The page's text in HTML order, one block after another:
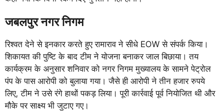
जबलपुर नगर निगम
रिश्वत देने से इनकार करते हुए रामाराव ने सीधे EOW से संपर्क किया।
शिकायत की पुष्टि के बाद टीम ने योजना बनाकर जाल बिछाया। तय
कार्यक्रम के अनुसार शनिवार को नगर निगम मुख्यालय के सामने पेट्रोल
पंप के पास आरोपी को बुलाया गया। जैसे ही आरोपी ने तीन हजार रुपये
लिए, टीम ने उसे रंगे हाथों पकड़ लिया। पूरी कार्रवाई पूर्व नियोजित थी और
मौके पर साक्ष्य भी जुटाए गए।